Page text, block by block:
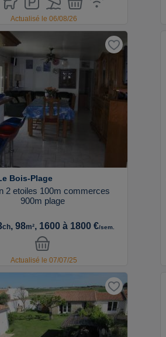
Actualisé le 06/08/26
Bois-Plage
2 etoiles 100m commerces
900m plage
ch, 98m², 1600 à 1800 €/sem.
Actualisé le 07/07/25